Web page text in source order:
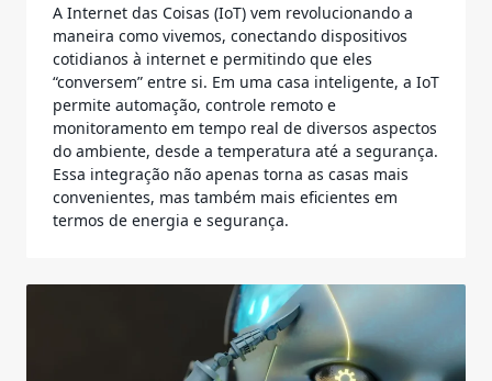
A Internet das Coisas (IoT) vem revolucionando a
maneira como vivemos, conectando dispositivos
cotidianos à internet e permitindo que eles
“conversem” entre si. Em uma casa inteligente, a IoT
permite automação, controle remoto e
monitoramento em tempo real de diversos aspectos
do ambiente, desde a temperatura até a segurança.
Essa integração não apenas torna as casas mais
convenientes, mas também mais eficientes em
termos de energia e segurança.